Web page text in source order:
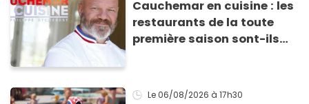
Cauchemar en cuisine : les
restaurants de la toute
première saison sont-ils
Le 06/08/2026 à 17h30